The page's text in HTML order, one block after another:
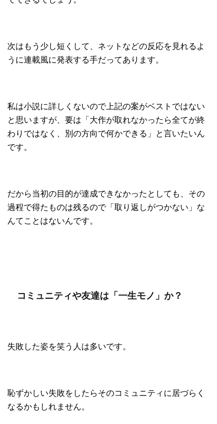
次はもう少し短くして、ネットなどの反応を見れるよ
うに連載風に発表する手だってあります。
私は小説に詳しくないので上記の案がベストではない
と思いますが、要は「大作が取れなかったら全てが終
わりではなく、別の方向で何かできる」と言いたいん
です。
だから当初の目的が達成できなかったとしても、その
過程で得たものは残るので「取り返しがつかない」な
んてことはないんです。
コミュニティや友達は「一生モノ」か？
失敗した姿を笑う人は多いです。
恥ずかしい失敗をしたらそのコミュニティに居づらく
なるかもしれません。